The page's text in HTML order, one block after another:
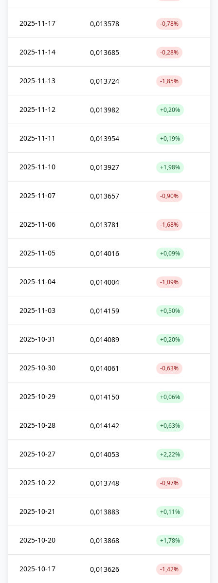
2025-11-17 0,013578 -0,78%
2025-11-14 0,013685 -0,28%
2025-11-13 0,013724 -1,85%
2025-11-12 0,013982 +0,20%
2025-11-11 0,013954 +0,19%
2025-11-10 0,013927 +1,98%
2025-11-07 0,013657 -0,90%
2025-11-06 0,013781 -1,68%
2025-11-05 0,014016 +0,09%
2025-11-04 0,014004 -1,09%
2025-11-03 0,014159 +0,50%
2025-10-31 0,014089 +0,20%
2025-10-30 0,014061 -0,63%
2025-10-29 0,014150 +0,06%
2025-10-28 0,014142 +0,63%
2025-10-27 0,014053 +2,22%
2025-10-22 0,013748 -0,97%
2025-10-21 0,013883 +0,11%
2025-10-20 0,013868 +1,78%
2025-10-17 0,013626 -1,42%